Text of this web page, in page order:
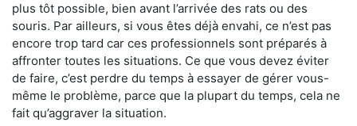
plus tôt possible, bien avant l’arrivée des rats ou des
souris. Par ailleurs, si vous êtes déjà envahi, ce n’est pas
encore trop tard car ces professionnels sont préparés à
affronter toutes les situations. Ce que vous devez éviter
de faire, c’est perdre du temps à essayer de gérer vous-
même le problème, parce que la plupart du temps, cela ne
fait qu’aggraver la situation.